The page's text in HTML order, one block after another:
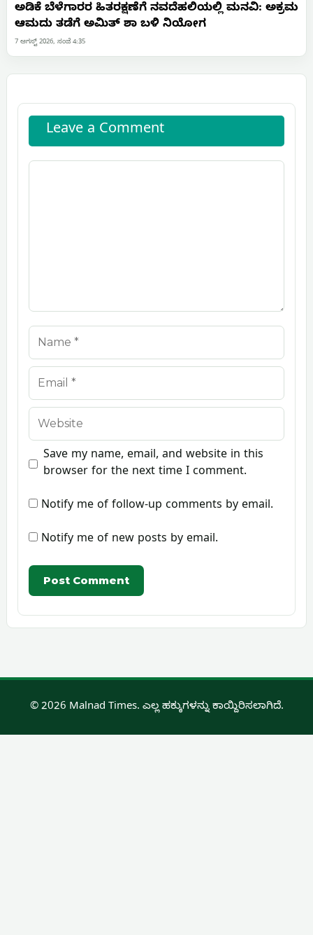
ಅಡಿಕೆ ಬೆಳೆಗಾರರ ಹಿತರಕ್ಷಣೆಗೆ ನವದೆಹಲಿಯಲ್ಲಿ ಮನವಿ: ಅಕ್ರಮ
ಆಮದು ತಡೆಗೆ ಅಮಿತ್ ಶಾ ಬಳಿ ನಿಯೋಗ
7 ಆಗಸ್ಟ್ 2026, ಸಂಜೆ 4:35
Leave a Comment
Comment
Name
Email
Website
Save my name, email, and website in this
browser for the next time I comment.
Notify me of follow-up comments by email.
Notify me of new posts by email.
© 2026 Malnad Times. ಎಲ್ಲ ಹಕ್ಕುಗಳನ್ನು ಕಾಯ್ದಿರಿಸಲಾಗಿದೆ.